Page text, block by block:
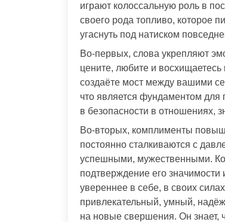
играют колоссальную роль в
своего рода топливо, которое
угаснуть под натиском
Во-первых, слова укрепляют
цените, любите и
создаёте мост между вашими
что является фундаментом для
в безопасности в отношениях,
Во-вторых, комплименты
постоянно сталкиваются с
успешными, мужественными.
подтверждение его значимости
увереннее в себе, в своих
привлекательный, умный,
на новые свершения. Он знает,